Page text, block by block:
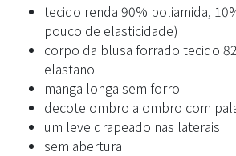
tecido renda 90% poliamida,
pouco de elasticidade)
corpo da blusa forrado tecido
elastano
manga longa sem forro
decote ombro a ombro com
um leve drapeado nas laterais
sem abertura